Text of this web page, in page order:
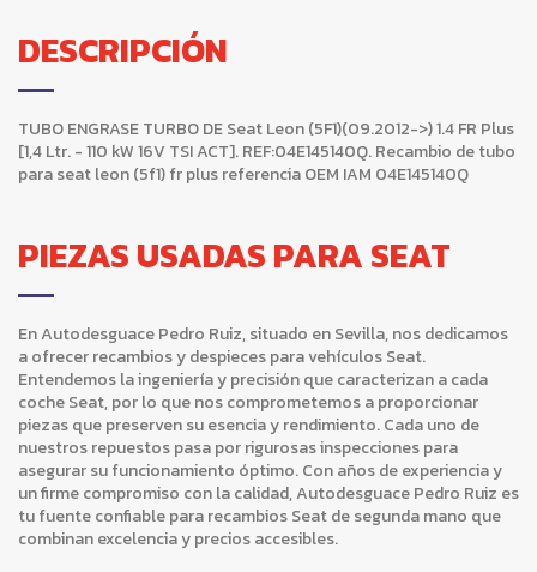
DESCRIPCIÓN
TUBO ENGRASE TURBO DE Seat Leon (5F1)(09.2012->) 1.4 FR Plus
[1,4 Ltr. - 110 kW 16V TSI ACT]. REF:04E145140Q. Recambio de tubo
para seat leon (5f1) fr plus referencia OEM IAM 04E145140Q
PIEZAS USADAS PARA SEAT
En Autodesguace Pedro Ruiz, situado en Sevilla, nos dedicamos
a ofrecer recambios y despieces para vehículos Seat.
Entendemos la ingeniería y precisión que caracterizan a cada
coche Seat, por lo que nos comprometemos a proporcionar
piezas que preserven su esencia y rendimiento. Cada uno de
nuestros repuestos pasa por rigurosas inspecciones para
asegurar su funcionamiento óptimo. Con años de experiencia y
un firme compromiso con la calidad, Autodesguace Pedro Ruiz es
tu fuente confiable para recambios Seat de segunda mano que
combinan excelencia y precios accesibles.